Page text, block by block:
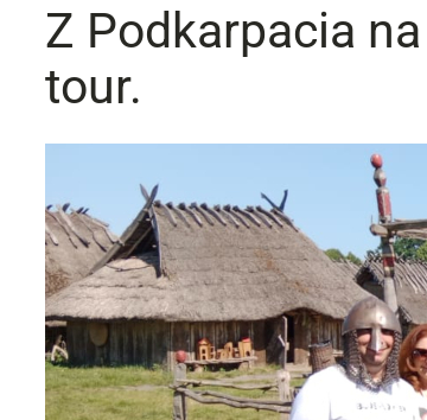
Z Podkarpacia
tour.